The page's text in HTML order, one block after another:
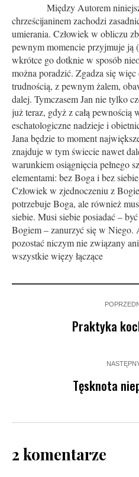
Między Autorem
chrześcijaninem zachodzi
umierania. Człowiek w obliczu
pewnym momencie przyjmuje ją
wkrótce go dotknie w sposób
można poradzić. Zgadza się
trudnością, z pewnym żalem,
dalej. Tymczasem Jan nie tylko
już teraz, gdyż z całą pewnością
eschatologiczne nadzieje i
Jana będzie to moment
znajduje w tym świecie nawet
warunkiem osiągnięcia pełnego
elementami: bez Boga i bez
Człowiek w zjednoczeniu z
potrzebuje Boga, ale również
siebie. Musi siebie posiadać –
Bogiem – zanurzyć się w Niego.
pozostać niczym nie związany
wszystkie więzy łączące
Praktyka
Tęsknota
2 komentarze